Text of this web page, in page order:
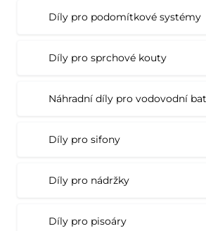
Díly pro podomítkové systémy
Díly pro sprchové kouty
Náhradní díly pro vodovodní
Díly pro sifony
Díly pro nádržky
Díly pro pisoáry